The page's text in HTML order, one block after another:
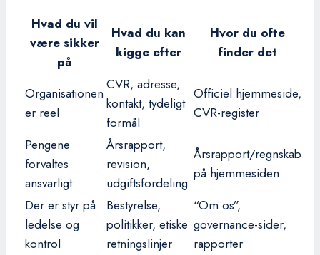
Hvad du vil
være sikker
på
Hvad du kan
kigge efter
Hvor du ofte
finder det
Organisationen
er reel
CVR, adresse,
kontakt, tydeligt
formål
Officiel hjemmeside,
CVR-register
Pengene
forvaltes
ansvarligt
Årsrapport,
revision,
udgiftsfordeling
Årsrapport/regnskab
på hjemmesiden
Der er styr på
ledelse og
kontrol
Bestyrelse,
politikker, etiske
retningslinjer
“Om os”,
governance-sider,
rapporter